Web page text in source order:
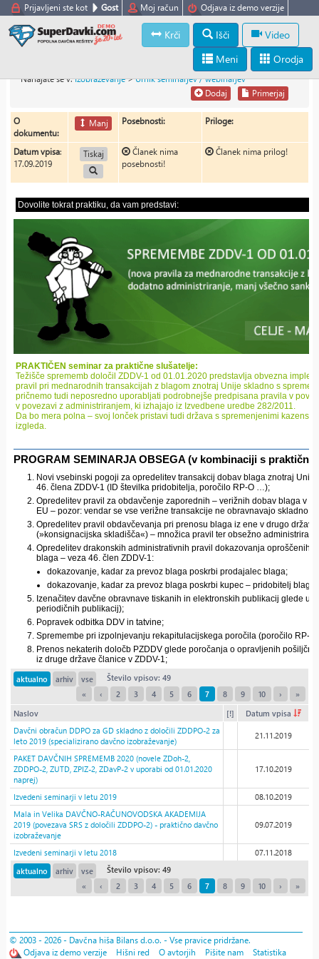
Prijavljeni ste kot Gost Moj račun Odjava iz demo verzije
Krči Išči
Video
Orodja
Meni
Nahajate se v:Izobraževanje>Urnik seminarjev / webinarjev
Primerjaj
Dodaj
O
dokumentu:
Manj Posebnosti: Priloge:
Datum vpisa:
17.09.2019
Tiskaj
Članek nima
posebnosti!
Članek nima prilog!
aktualno arhiv vse
Število vpisov: 49
«
‹ 2 3 4 5 6 7 8 9 10 › »
Naslov [!]
Datum vpisa
Davčni obračun DDPO za GD skladno z določili ZDDPO-2 za
leto 2019 (specializirano davčno izobraževanje)
21.11.2019
PAKET DAVČNIH SPREMEMB 2020 (novele ZDoh-2,
ZDDPO-2, ZUTD, ZPIZ-2, ZDavP-2 v uporabi od 01.01.2020
naprej)
17.10.2019
Izvedeni seminarji v letu 2019
08.10.2019
Mala in Velika DAVČNO-RAČUNOVODSKA AKADEMIJA
2019 (povezava SRS z določili ZDDPO-2) - praktično davčno
izobraževanje
09.07.2019
Izvedeni seminarji v letu 2018
07.11.2018
aktualno
arhiv vse
Število vpisov: 49
«
‹ 2 3 4 5 6 7 8 9 10 › »
© 2003 - 2026 - Davčna hiša Bilans d.o.o. - Vse pravice pridržane.
Odjava iz demo verzije
Hišni red O avtorjih Pišite nam Statistika